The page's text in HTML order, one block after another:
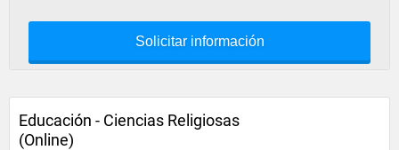
Solicitar información
Educación - Ciencias Religiosas
(Online)